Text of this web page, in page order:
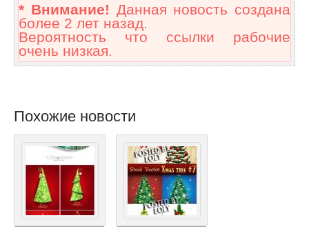
* Внимание! Данная новость создана
более 2 лет назад.
Вероятность что ссылки рабочие
очень низкая.
Похожие новости